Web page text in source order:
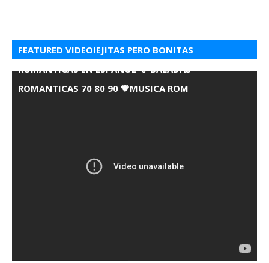
FEATURED VIDEOIEJITAS PERO BONITAS
ROMANTICAS EN ESPANOL 💘 BALADAS
ROMANTICAS 70 80 90 💗MUSICA ROM